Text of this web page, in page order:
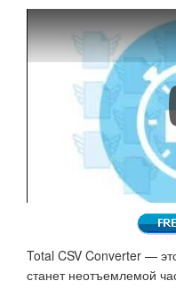
Total CSV Converter —
станет неотъемлемой